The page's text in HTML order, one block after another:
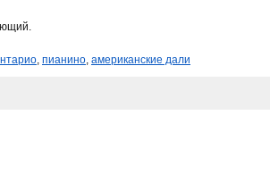
, пианино, американские дали